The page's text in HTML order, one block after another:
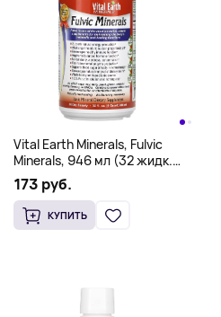
Vital Earth Minerals, Fulvic
Minerals, 946 мл (32 жидк.
унции)
173 руб.
КУПИТЬ